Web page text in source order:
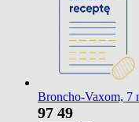
Broncho-Vaxom, 7
97 49